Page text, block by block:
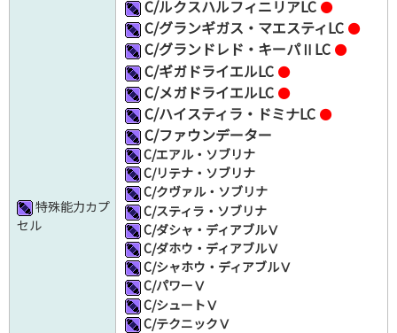
特殊能力カプ
セル
C/ルクスハルフィニリアLC ●
C/グランギガス・マエスティLC ●
C/グランドレド・キーパⅡLC ●
C/ギガドライエルLC ●
C/メガドライエルLC ●
C/ハイスティラ・ドミナLC ●
C/ファウンデーター
C/エアル・ソブリナ
C/リテナ・ソブリナ
C/クヴァル・ソブリナ
C/スティラ・ソブリナ
C/ダシャ・ディアブルⅤ
C/ダホウ・ディアブルⅤ
C/シャホウ・ディアブルⅤ
C/パワーⅤ
C/シュートⅤ
C/テクニックⅤ